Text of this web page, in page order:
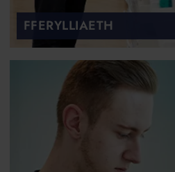
FFERYLLIAETH